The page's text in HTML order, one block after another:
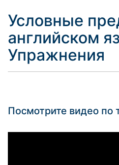
Условные
английском
Упражнения
Посмотрите видео по